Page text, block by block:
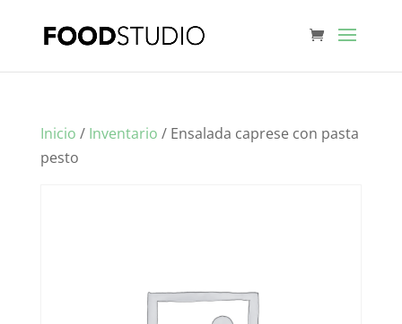
Inicio / Inventario / Ensalada caprese con pasta
pesto